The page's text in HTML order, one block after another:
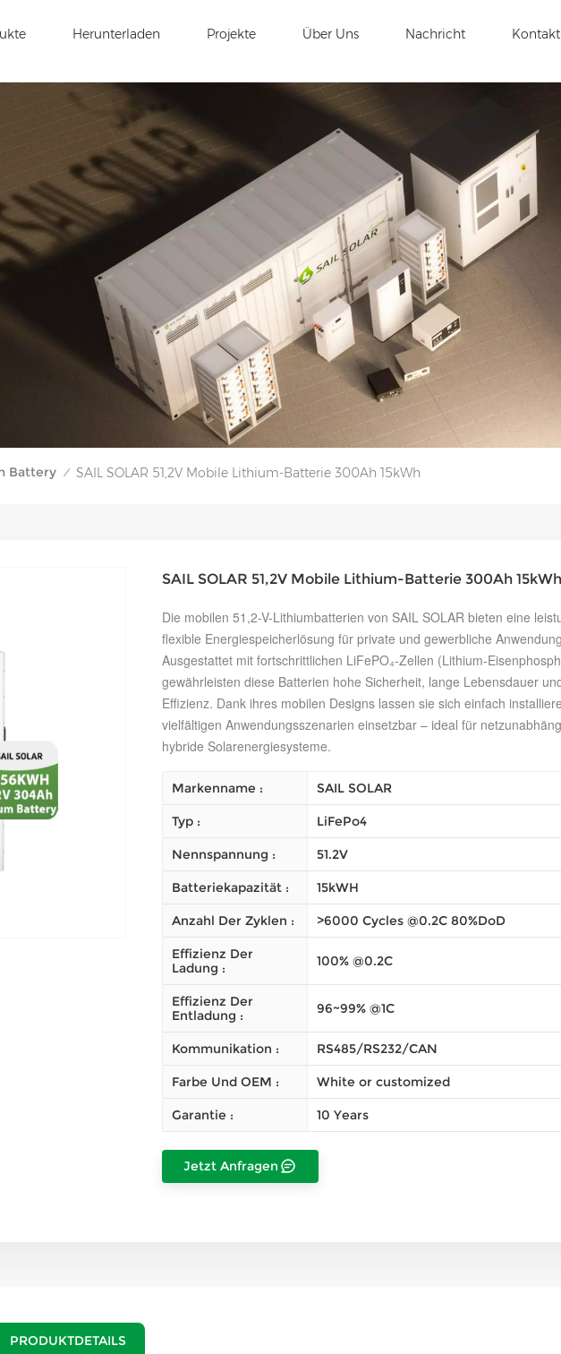
Herunterladen Projekte Über Uns Nachricht
Battery / SAIL SOLAR 51,2V Mobile Lithium-Batterie 300Ah 15kWh
SAIL SOLAR 51,2V Mobile Lithium-Batterie 300Ah 15kWh
Die mobilen 51,2-V-Lithiumbatterien von SAIL SOLAR bieten eine
flexible Energiespeicherlösung für private und gewerbliche
Ausgestattet mit fortschrittlichen LiFePO₄-Zellen (Lithium-
gewährleisten diese Batterien hohe Sicherheit, lange Lebensdauer
Effizienz. Dank ihres mobilen Designs lassen sie sich einfach
vielfältigen Anwendungsszenarien einsetzbar – ideal für
hybride Solarenergiesysteme.
Markenname : SAIL SOLAR
Typ : LiFePo4
Nennspannung : 51.2V
Batteriekapazität : 15kWH
Anzahl Der Zyklen : >6000 Cycles @0.2C 80%DoD
Effizienz Der
Ladung :
100% @0.2C
Effizienz Der
Entladung :
96~99% @1C
Kommunikation : RS485/RS232/CAN
Farbe Und OEM : White or customized
Garantie : 10 Years
Jetzt Anfragen
PRODUKTDETAILS